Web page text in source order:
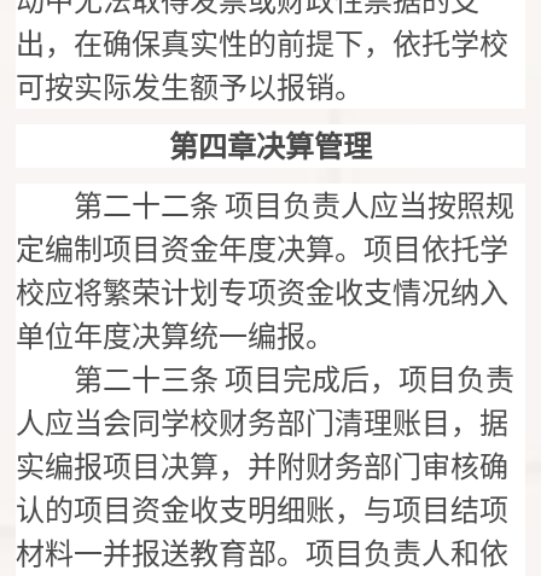
出，在确保真实性的前提下，依托学校
可按实际发生额予以报销。
第四章决算管理
第二十二条 项目负责人应当按照规
定编制项目资金年度决算。项目依托学
校应将繁荣计划专项资金收支情况纳入
单位年度决算统一编报。
第二十三条 项目完成后，项目负责
人应当会同学校财务部门清理账目，据
实编报项目决算，并附财务部门审核确
认的项目资金收支明细账，与项目结项
材料一并报送教育部。项目负责人和依